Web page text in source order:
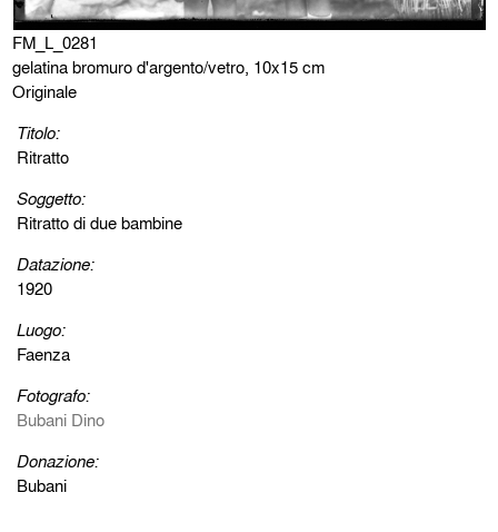
FM_L_0281
gelatina bromuro d'argento/vetro, 10x15 cm
Originale
Titolo:
Ritratto
Soggetto:
Ritratto di due bambine
Datazione:
1920
Luogo:
Faenza
Fotografo:
Bubani Dino
Donazione:
Bubani